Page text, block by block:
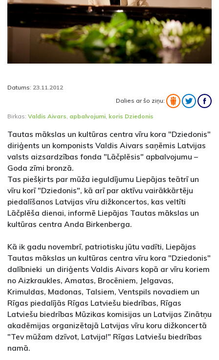
Datums: 23.11.2012
Dalies ar šo ziņu:
Birkas: Valdis Aivars, apbalvojumi, koris Dziedonis
Tautas mākslas un kultūras centra vīru kora "Dziedonis"
diriģents un komponists Valdis Aivars saņēmis Latvijas
valsts aizsardzības fonda "Lāčplēsis" apbalvojumu –
Goda zīmi bronzā.
Tas piešķirts par mūža ieguldījumu Liepājas teātrī un
vīru korī "Dziedonis", kā arī par aktīvu vairākkārtēju
piedalīšanos Latvijas vīru dižkoncertos, kas veltīti
Lāčplēša dienai, informē Liepājas Tautas mākslas un
kultūras centra Anda Birkenberga.
Kā ik gadu novembrī, patriotisku jūtu vadīti, Liepājas
Tautas mākslas un kultūras centra vīru kora "Dziedonis"
dalībnieki un diriģents Valdis Aivars kopā ar vīru koriem
no Aizkraukles, Amatas, Brocēniem, Jelgavas,
Krimuldas, Madonas, Talsiem, Ventspils novadiem un
Rīgas piedalījās Rīgas Latviešu biedrības, Rīgas
Latviešu biedrības Mūzikas komisijas un Latvijas Zinātņu
akadēmijas organizētajā Latvijas vīru koru dižkoncertā
"Tev mūžam dzīvot, Latvija!" Rīgas Latviešu biedrības
namā.